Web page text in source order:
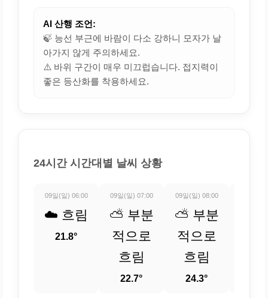
AI 산행 조언:
🍃 능선 부근에 바람이 다소 강하니 모자가 날
아가지 않게 주의하세요.
⚠️ 바위 구간이 매우 미끄럽습니다. 접지력이
좋은 등산화를 착용하세요.
24시간 시간대별 날씨 상황
09일(일) 06:00
☁️ 흐림
21.8°
09일(일) 07:00
⛅ 부분
적으로
흐림
22.7°
09일(일) 08:00
⛅ 부분
적으로
흐림
24.3°